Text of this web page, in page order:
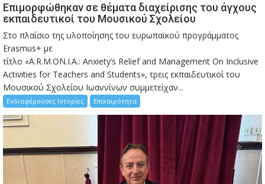
Eπιμορφώθηκαν σε θέματα διαχείρισης του άγχους
εκπαιδευτικοί του Μουσικού Σχολείου
Στο πλαίσιο της υλοποίησης του ευρωπαϊκού προγράμματος
Erasmus+ με
τίτλο «A.R.M.ON.I.A.: Anxiety’s Relief and Management On Inclusive
Activities for Teachers and Students», τρεις εκπαιδευτικοί του
Μουσικού Σχολείου Ιωαννίνων συμμετείχαν...
Ενδιαφέρουσες Ιστορίες Επικαιρότητα